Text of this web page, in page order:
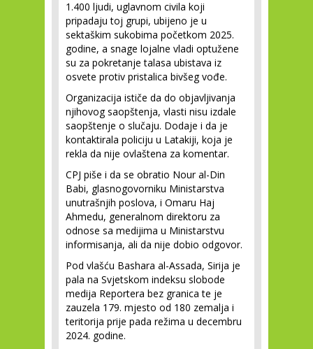
1.400 ljudi, uglavnom civila koji
pripadaju toj grupi, ubijeno je u
sektaškim sukobima početkom 2025.
godine, a snage lojalne vladi optužene
su za pokretanje talasa ubistava iz
osvete protiv pristalica bivšeg vođe.
Organizacija ističe da do objavljivanja
njihovog saopštenja, vlasti nisu izdale
saopštenje o slučaju. Dodaje i da je
kontaktirala policiju u Latakiji, koja je
rekla da nije ovlaštena za komentar.
CPJ piše i da se obratio Nour al-Din
Babi, glasnogovorniku Ministarstva
unutrašnjih poslova, i Omaru Haj
Ahmedu, generalnom direktoru za
odnose sa medijima u Ministarstvu
informisanja, ali da nije dobio odgovor.
Pod vlašću Bashara al-Assada, Sirija je
pala na Svjetskom indeksu slobode
medija Reportera bez granica te je
zauzela 179. mjesto od 180 zemalja i
teritorija prije pada režima u decembru
2024. godine.